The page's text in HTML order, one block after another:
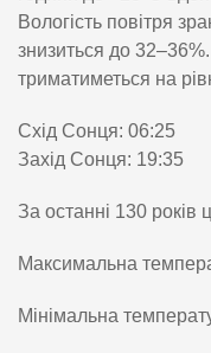
Вологість повітря
знизиться до
триматиметься на
Схід Сонця: 06:25
Захід Сонця: 19:35
За останні 130 років
Максимальна
Мінімальна